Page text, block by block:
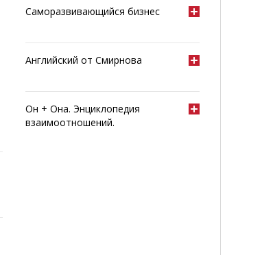
Саморазвивающийся бизнес
Английский от Смирнова
Он + Она. Энциклопедия
взаимоотношений.